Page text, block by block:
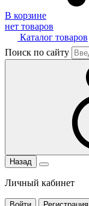
В корзине
нет товаров
Каталог товаров
Поиск по сайту
Назад
Личный кабинет